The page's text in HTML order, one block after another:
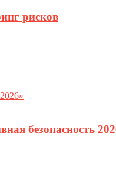
рисков
безопасность